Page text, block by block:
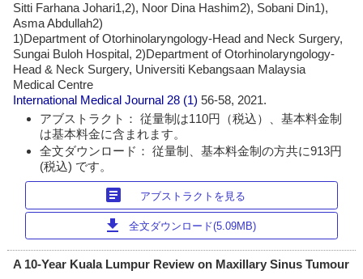
Sitti Farhana Johari1,2), Noor Dina Hashim2), Sobani Din1),
Asma Abdullah2)
1)Department of Otorhinolaryngology-Head and Neck Surgery,
Sungai Buloh Hospital, 2)Department of Otorhinolaryngology-
Head & Neck Surgery, Universiti Kebangsaan Malaysia
Medical Centre
International Medical Journal 28 (1)56-58, 2021.
アブストラクト： 従量制は110円（税込）、基本料金制
は基本料金に含まれます。
全文ダウンロード： 従量制、基本料金制の方共に913円
(税込) です。
article アブストラクトを見る
download 全文ダウンロード(5.09MB)
A 10-Year Kuala Lumpur Review on Maxillary Sinus Tumour